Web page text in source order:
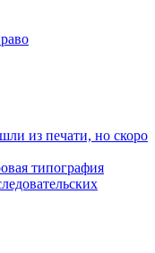
из печати, но скоро
типография